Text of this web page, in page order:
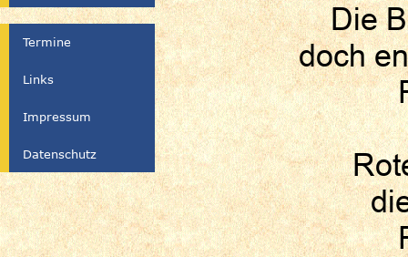
Die
doch
Termine
Links
Impressum
Datenschutz